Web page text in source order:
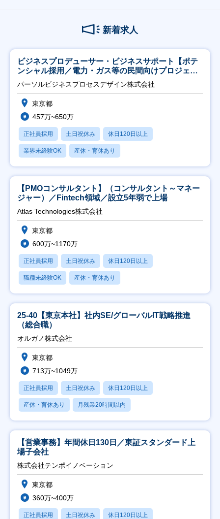
新着求人
ビジネスプロデューサー・ビジネスサポート【ポテ
ンシャル採用／電力・ガス等の民間向けプロジェク
ト推進】
パーソルビジネスプロセスデザイン株式会社
東京都
457万~650万
正社員採用 土日祝休み 休日120日以上
業界未経験OK 産休・育休あり
【PMOコンサルタント】（コンサルタント～マネー
ジャー）／Fintech領域／設立5年弱で上場
Atlas Technologies株式会社
東京都
600万~1170万
正社員採用 土日祝休み 休日120日以上
職種未経験OK 産休・育休あり
25-40【東京本社】社内SE/グローバルIT戦略推進
（総合職）
オルガノ株式会社
東京都
713万~1049万
正社員採用 土日祝休み 休日120日以上
産休・育休あり 月残業20時間以内
【営業事務】年間休日130日／東証スタンダード上
場子会社
株式会社テンポイノベーション
東京都
360万~400万
正社員採用 土日祝休み 休日120日以上